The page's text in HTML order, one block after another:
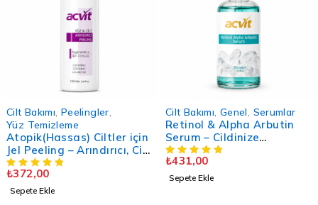
Cilt Bakımı Peelingler
Yüz Temizleme
Atopik(Hassas) Ciltler için
Jel Peeling – Arındırıcı, Cilt
Yenileyici - 100 ML.
₺372,00
Sepete Ekle
Cilt Bakımı Genel Serumlar
Retinol & Alpha Arbutin
Serum – Cildinize
Profesyonel Destek - 30
ML
₺431,00
Sepete Ekle